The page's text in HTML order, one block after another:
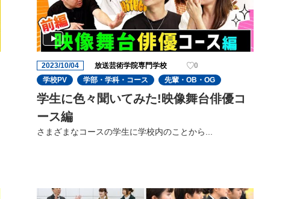
2023/10/04 放送芸術学院専門学校
0
学校PV
学部・学科・コース 先輩・OB・OG
学生に色々聞いてみた!映像舞台俳優コ
ース編
さまざまなコースの学生に学校内のことから...